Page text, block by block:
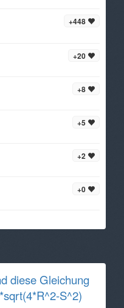
+448
+20
+8
+5
+2
+0
diese Gleichung
S^2)